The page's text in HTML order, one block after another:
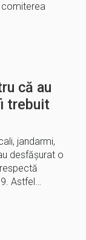
comiterea
că au
trebuit
jandarmi,
desfășurat o
Astfel…